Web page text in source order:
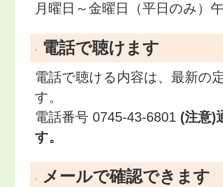
月曜日～金曜日（平日のみ）
電話で聴けます
電話で聴ける内容は、最新の
す。
電話番号 0745-43-6801 (注意)
す。
メールで確認できます